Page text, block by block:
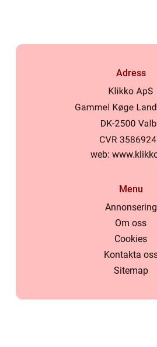
Adress
web:
Menu
Annonsering
Om oss
Cookies
Kontakta
Sitemap